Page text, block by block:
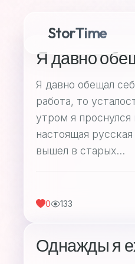
StorTime
Я давно
Я давно обещал
работа, то
утром я проснулся
настоящая
вышел в старых...
0 133
Однажды я